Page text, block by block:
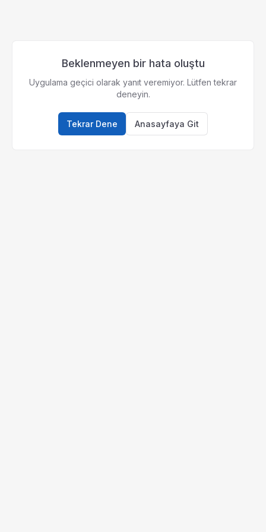
Beklenmeyen bir hata oluştu
Uygulama geçici olarak yanıt veremiyor. Lütfen tekrar
deneyin.
Tekrar Dene Anasayfaya Git